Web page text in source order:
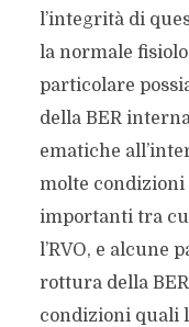
l’integrità di
la normale
particolare
della BER
ematiche
molte
importanti tra
l’RVO, e alcune
rottura della
condizioni quali